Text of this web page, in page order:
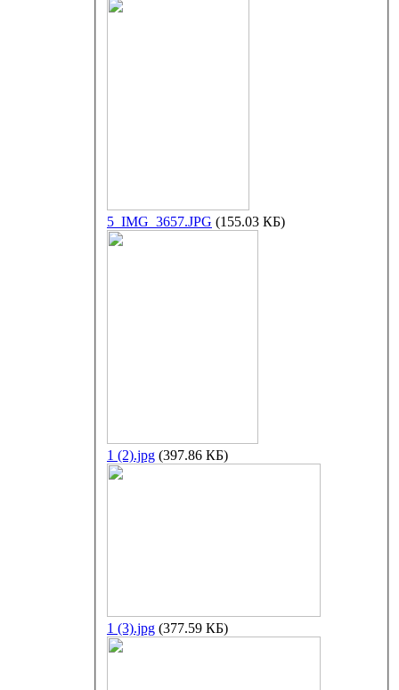
5_IMG_3657.JPG (155.03 КБ)
1 (2).jpg (397.86 КБ)
1 (3).jpg (377.59 КБ)